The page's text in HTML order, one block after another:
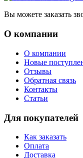
Вы можете заказать
О компании
О компании
Новые
Отзывы
Обратная связь
Контакты
Статьи
Для покупателей
Как заказать
Оплата
Доставка